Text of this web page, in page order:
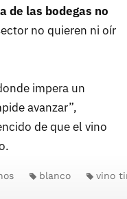
de las bodegas no
no quieren ni oír
impera un
avanzar”,
de que el vino
blanco vino